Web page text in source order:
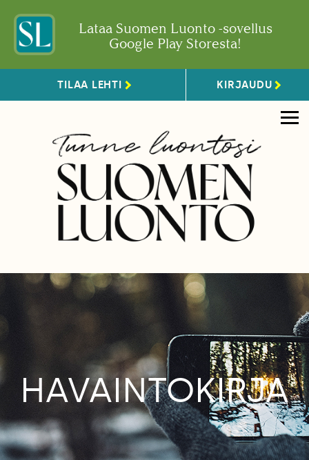
Lataa Suomen Luonto -sovellus
Google Play Storesta!
TILAA LEHTI KIRJAUDU
HAVAINTOKIRJA